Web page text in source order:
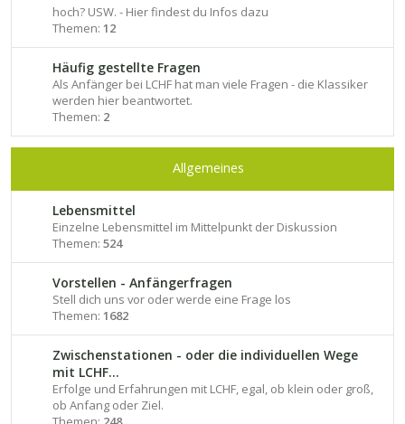
hoch? USW. - Hier findest du Infos dazu
Themen: 12
Häufig gestellte Fragen
Als Anfänger bei LCHF hat man viele Fragen - die Klassiker
werden hier beantwortet.
Themen: 2
Allgemeines
Lebensmittel
Einzelne Lebensmittel im Mittelpunkt der Diskussion
Themen: 524
Vorstellen - Anfängerfragen
Stell dich uns vor oder werde eine Frage los
Themen: 1682
Zwischenstationen - oder die individuellen Wege
mit LCHF...
Erfolge und Erfahrungen mit LCHF, egal, ob klein oder groß,
ob Anfang oder Ziel.